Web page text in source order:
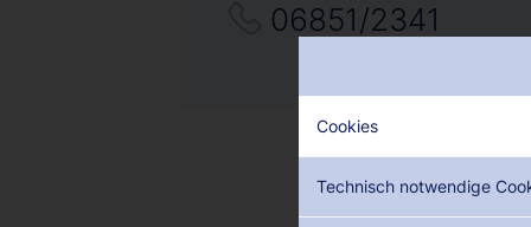
06851/2341
Cookies
Technisch notwendige